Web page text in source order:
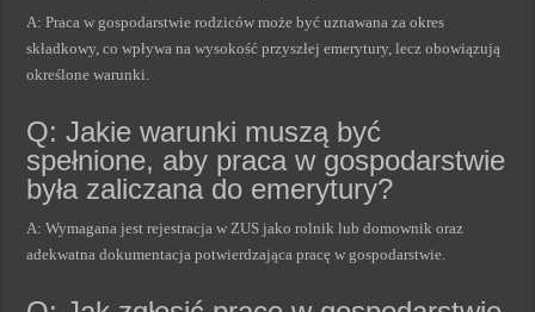
A: Praca w gospodarstwie rodziców może być uznawana za okres
składkowy, co wpływa na wysokość przyszłej emerytury, lecz obowiązują
określone warunki.
Q: Jakie warunki muszą być
spełnione, aby praca w gospodarstwie
była zaliczana do emerytury?
A: Wymagana jest rejestracja w ZUS jako rolnik lub domownik oraz
adekwatna dokumentacja potwierdzająca pracę w gospodarstwie.